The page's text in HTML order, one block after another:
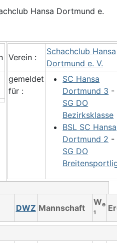
Hansa Dortmund e.
Verein :
Schachclub Hansa
Dortmund e. V.
gemeldet
für :
SC Hansa
Dortmund 3 -
SG DO
Bezirksklasse
BSL SC Hansa
Dortmund 2 -
SG DO
DWZ Mannschaft
We
¹